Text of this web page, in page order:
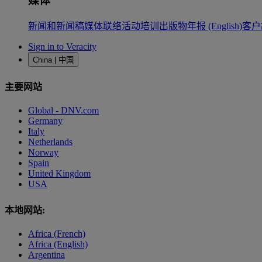
新闻和新闻稿媒体联络活动培训 出版物年报 (English)客
Sign in to Veracity
China | 中国
主要网站
Global - DNV.com
Germany
Italy
Netherlands
Norway
Spain
United Kingdom
USA
本地网站:
Africa (French)
Africa (English)
Argentina